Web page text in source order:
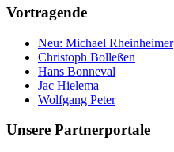
Vortragende
Neu: Michael Rheinheimer
Christoph Bolleßen
Hans Bonneval
Jac Hielema
Wolfgang Peter
Unsere Partnerportale